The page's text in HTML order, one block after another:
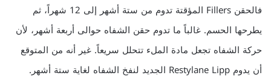
فالحقن Fillers المؤقتة تدوم من ستة أشهر إلى 12 شهراً، ثم
يطرحها الحسم. غالباً ما تدوم حقن الشفاه حوالى أربعة أشهر، لأن
حركة الشفاه تجعل مادة الملء تتحلل سريعاً. غير أنه من المتوقع
أن يدوم Restylane Lipp الجديد لنفخ الشفاه لغاية ستة أشهر.